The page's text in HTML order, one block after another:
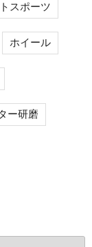
スポーツ
ホイール
ー研磨